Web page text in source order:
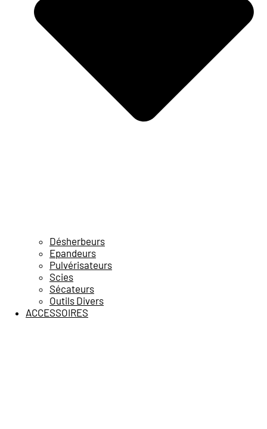
Désherbeurs
Epandeurs
Pulvérisateurs
Scies
Sécateurs
Outils Divers
ACCESSOIRES